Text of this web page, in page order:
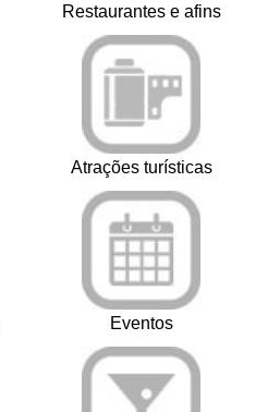
Restaurantes e afins
Atrações turísticas
Eventos